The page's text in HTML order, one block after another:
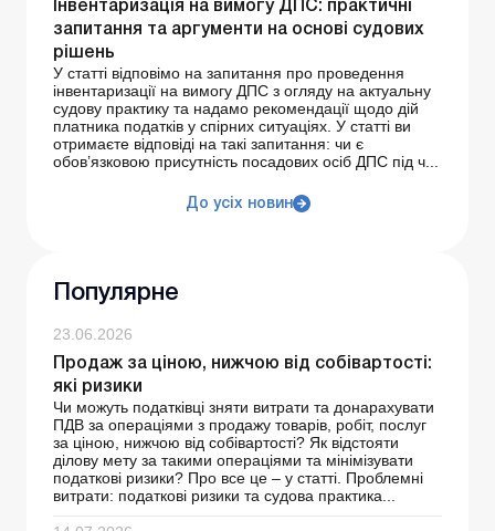
Інвентаризація на вимогу ДПС: практичні
запитання та аргументи на основі судових
рішень
У статті відповімо на запитання про проведення
інвентаризації на вимогу ДПС з огляду на актуальну
судову практику та надамо рекомендації щодо дій
платника податків у спірних ситуаціях. У статті ви
отримаєте відповіді на такі запитання: чи є
обов’язковою присутність посадових осіб ДПС під ч...
До усіх новин
Популярне
23.06.2026
Продаж за ціною, нижчою від собівартості:
які ризики
Чи можуть податківці зняти витрати та донарахувати
ПДВ за операціями з продажу товарів, робіт, послуг
за ціною, нижчою від собівартості? Як відстояти
ділову мету за такими операціями та мінімізувати
податкові ризики? Про все це – у статті. Проблемні
витрати: податкові ризики та судова практика...